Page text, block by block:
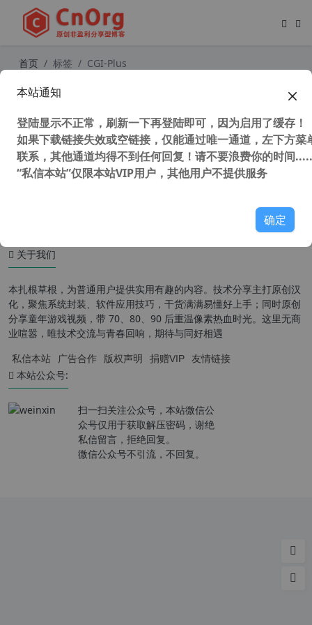
首页 标签 CGI-Plus
CGI-Plus v5.0.0.8 中文增强版 一键备
关于我们
本扎根草根，为普通用户提供实用有趣的内容。技术分享主打原创汉
化，聚焦系统封装、软件应用技巧，干货满满易懂好上手；同时原创
分享童年游戏视频，带 70、80、90 后重温像素热血时光。这里无商
业喧嚣，唯技术交流与青春回响，期待与同好相遇
私信本站 广告合作 版权声明 捐赠VIP 友情链接
本站公众号:
扫一扫关注公众号，本站微信公
众号仅用于获取解压密码，谢绝
私信留言，拒绝回复。
微信公众号不引流，不回复。
本站通知
登陆显示不正常，刷新一下再登陆即可，因为启用了缓存！
如果下载链接失效或空链接，仅能通过唯一通道，左下方菜
联系，其他通道均得不到任何回复！请不要浪费你的时间
“私信本站”仅限本站VIP用户，其他用户不提供服务
确定